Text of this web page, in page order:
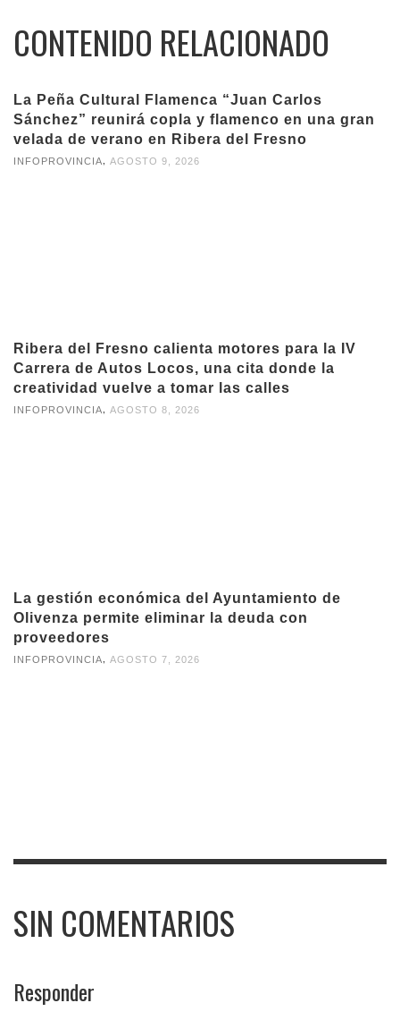
CONTENIDO RELACIONADO
La Peña Cultural Flamenca “Juan Carlos
Sánchez” reunirá copla y flamenco en una gran
velada de verano en Ribera del Fresno
INFOPROVINCIA AGOSTO 9, 2026
Ribera del Fresno calienta motores para la IV
Carrera de Autos Locos, una cita donde la
creatividad vuelve a tomar las calles
INFOPROVINCIA, AGOSTO 8, 2026
La gestión económica del Ayuntamiento de
Olivenza permite eliminar la deuda con
proveedores
INFOPROVINCIA AGOSTO 7, 2026
SIN COMENTARIOS
Responder